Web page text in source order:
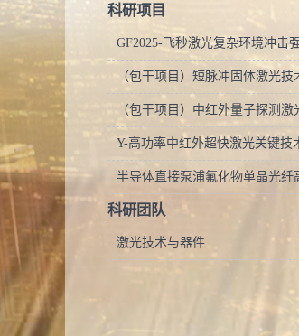
科研项目
GF2025-飞秒激光复杂环境冲击
（包干项目）短脉冲固体激光技
（包干项目）中红外量子探测
Y-高功率中红外超快激光关键技
半导体直接泵浦氟化物单晶光纤
科研团队
激光技术与器件